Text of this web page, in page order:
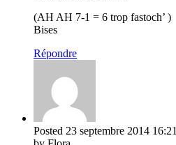
(AH AH 7-1 = 6 trop fastoch’ )
Bises
Répondre
Posted 23 septembre 2014 16:21